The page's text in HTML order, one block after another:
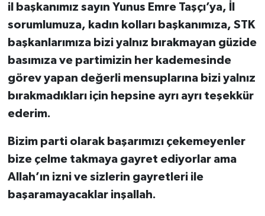
il başkanımız sayın Yunus Emre Taşçı’ya, İl
sorumlumuza, kadın kolları başkanımıza, STK
başkanlarımıza bizi yalnız bırakmayan güzide
basımıza ve partimizin her kademesinde
görev yapan değerli mensuplarına bizi yalnız
bırakmadıkları için hepsine ayrı ayrı teşekkür
ederim.
Bizim parti olarak başarımızı çekemeyenler
bize çelme takmaya gayret ediyorlar ama
Allah’ın izni ve sizlerin gayretleri ile
başaramayacaklar inşallah.